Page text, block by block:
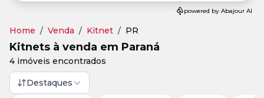
Home / Venda / Kitnet / PR
Kitnets à venda em Paraná
4 imóveis encontrados
Destaques